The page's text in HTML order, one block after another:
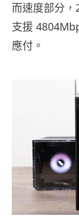
而速度部分
支援
應付。